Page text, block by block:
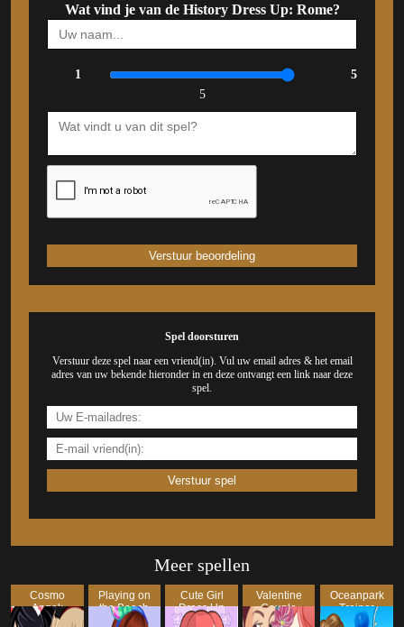
Wat vind je van de History Dress Up: Rome?
1
5
5
Spel doorsturen
Verstuur deze spel naar een vriend(in). Vul uw email adres & het email
adres van uw bekende hieronder in en deze ontvangt een link naar deze
spel.
Meer spellen
Cosmo
Angel:
This
Playing on
the Beach
Cute Girl
Dress Up
Valentine
Couple
Dress Up
Oceanpark
Trainer
Dress Up